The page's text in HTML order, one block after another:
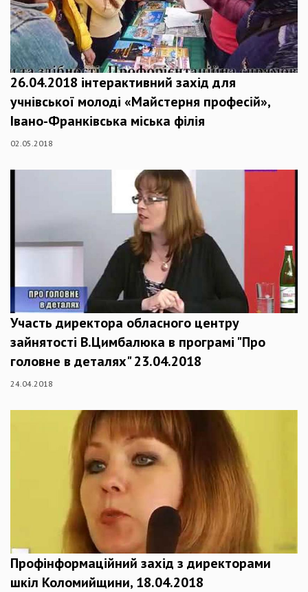
26.04.2018 інтерактивний захід для
учнівської молоді «Майстерня професій»,
Івано-Франківська міська філія
02.05.2018
Участь директора обласного центру
зайнятості В.Цимбалюка в програмі "Про
головне в деталях" 23.04.2018
24.04.2018
Профінформаційний захід з директорами
шкіл Коломийщини, 18.04.2018